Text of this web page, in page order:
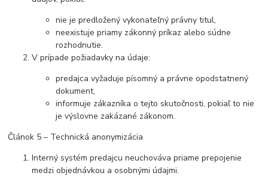
nie je predložený vykonateľný právny titul,
neexistuje priamy zákonný príkaz alebo súdne
rozhodnutie.
V prípade požiadavky na údaje:
predajca vyžaduje písomný a právne opodstatnený
dokument,
informuje zákazníka o tejto skutočnosti, pokiaľ to nie
je výslovne zakázané zákonom.
Článok 5 – Technická anonymizácia
Interný systém predajcu neuchováva priame prepojenie
medzi objednávkou a osobnými údajmi.